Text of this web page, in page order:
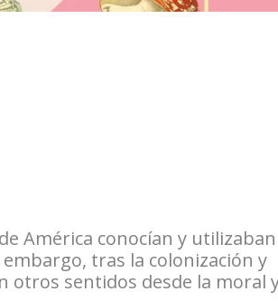
América conocían y utilizaban
tras la colonización y
otros sentidos desde la moral